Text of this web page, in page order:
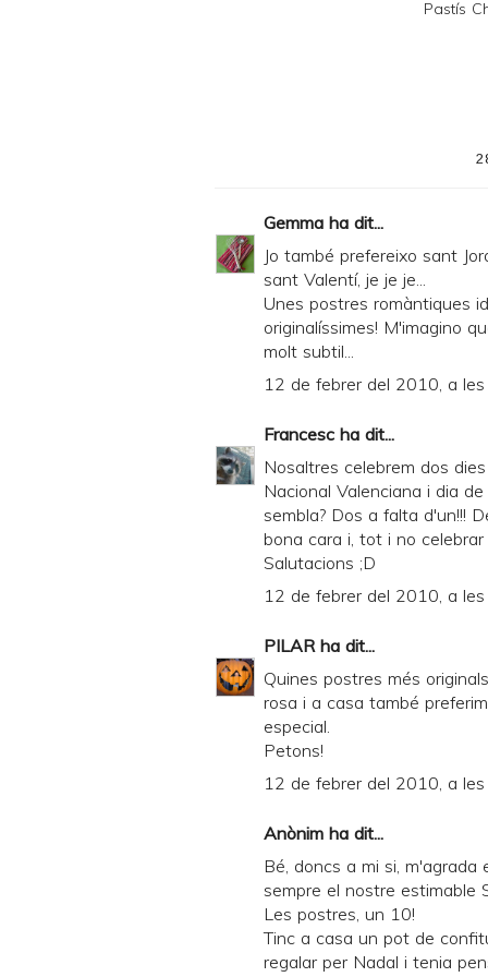
Pastís
Gemma ha dit...
Jo també prefereixo sant
sant Valentí, je je je...
Unes postres romàntiques
originalíssimes! M'imagino
molt subtil...
12 de febrer del 2010, a
Francesc ha dit...
Nosaltres celebrem dos
Nacional Valenciana i dia
sembla? Dos a falta d'un!!!
bona cara i, tot i no
Salutacions ;D
12 de febrer del 2010, a
PILARha dit...
Quines postres més
rosa i a casa també
especial.
Petons!
12 de febrer del 2010, a
Anònim ha dit...
Bé, doncs a mi si, m'agrada
sempre el nostre estimable
Les postres, un 10!
Tinc a casa un pot de
regalar per Nadal i tenia